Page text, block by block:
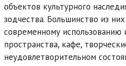
объектов культурного
зодчества. Большинство из
современному
пространства, кафе,
неудовлетворительном